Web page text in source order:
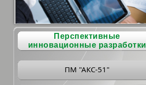
Перспективные
инновационные разработки
ПМ "АКС-51"